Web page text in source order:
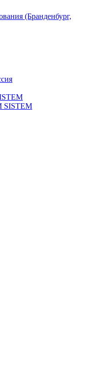
(Бранденбург,
SISTEM